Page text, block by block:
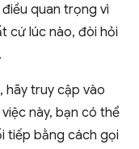
quan trọng vì
cứ lúc nào, đòi hỏi
hãy truy cập vào
việc này, bạn có thể
tiếp bằng cách gọi